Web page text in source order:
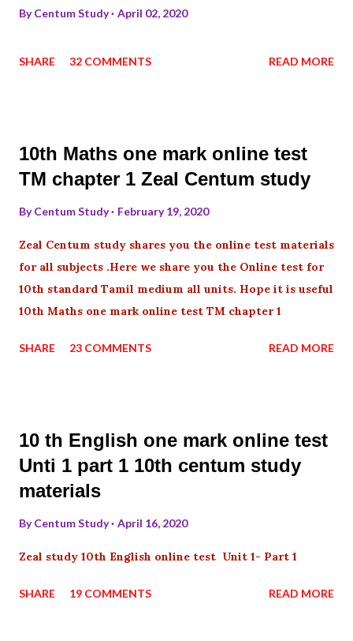
ByCentum Study April 02, 2020
SHARE 32 COMMENTS READ MORE
10th Maths one mark online test
TM chapter 1 Zeal Centum study
ByCentum Study February 19, 2020
Zeal Centum study shares you the online test materials
for all subjects .Here we share you the Online test for
10th standard Tamil medium all units. Hope it is useful
10th Maths one mark online test TM chapter 1
SHARE 23 COMMENTS READ MORE
10 th English one mark online test
Unti 1 part 1 10th centum study
materials
ByCentum Study April 16, 2020
Zeal study 10th English online test Unit 1- Part 1
SHARE 19 COMMENTS READ MORE